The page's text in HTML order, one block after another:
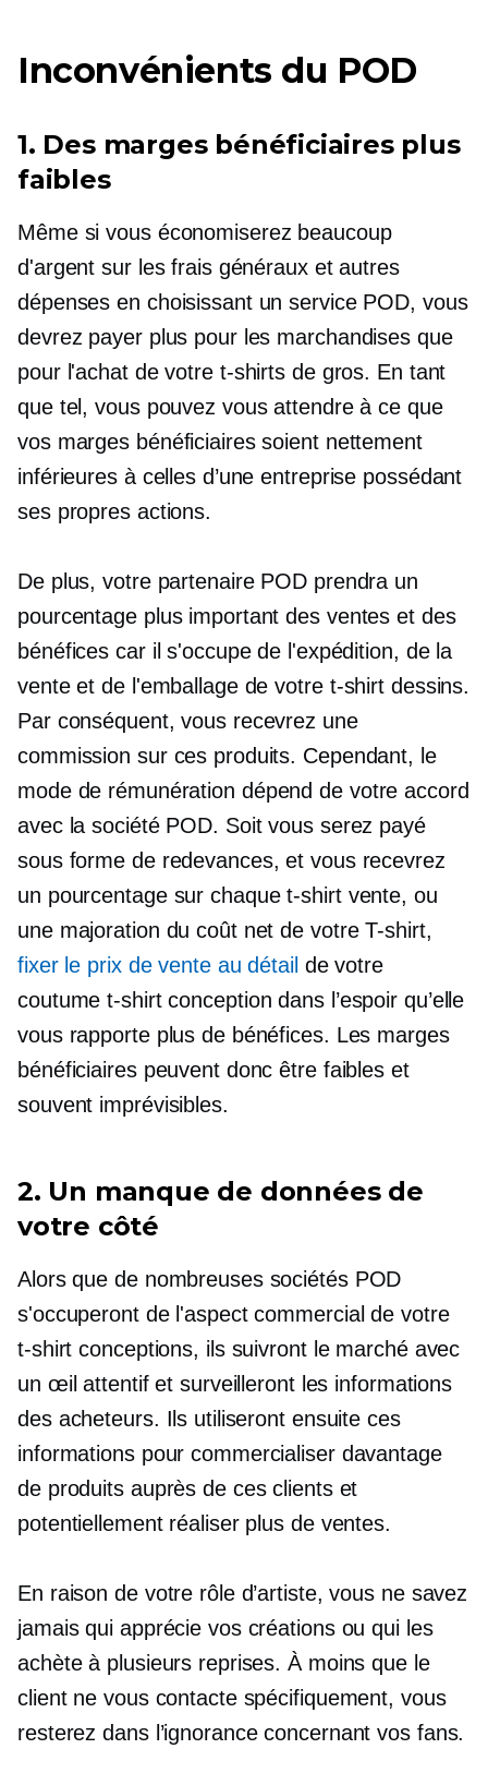
Inconvénients du POD
1. Des marges bénéficiaires plus
faibles
Même si vous économiserez beaucoup
d'argent sur les frais généraux et autres
dépenses en choisissant un service POD, vous
devrez payer plus pour les marchandises que
pour l'achat de votre t-shirts de gros. En tant
que tel, vous pouvez vous attendre à ce que
vos marges bénéficiaires soient nettement
inférieures à celles d’une entreprise possédant
ses propres actions.
De plus, votre partenaire POD prendra un
pourcentage plus important des ventes et des
bénéfices car il s'occupe de l'expédition, de la
vente et de l'emballage de votre t-shirt dessins.
Par conséquent, vous recevrez une
commission sur ces produits. Cependant, le
mode de rémunération dépend de votre accord
avec la société POD. Soit vous serez payé
sous forme de redevances, et vous recevrez
un pourcentage sur chaquet-shirtvente, ou
une majoration du coût net de votreT-shirt,
fixer le prix de vente au détail de votre
coutumet-shirtconception dans l’espoir qu’elle
vous rapporte plus de bénéfices. Les marges
bénéficiaires peuvent donc être faibles et
souvent imprévisibles.
2. Un manque de données de
votre côté
Alors que de nombreuses sociétés POD
s'occuperont de l'aspect commercial de votre
t-shirt conceptions, ils suivront le marché avec
un œil attentif et surveilleront les informations
des acheteurs. Ils utiliseront ensuite ces
informations pour commercialiser davantage
de produits auprès de ces clients et
potentiellement réaliser plus de ventes.
En raison de votre rôle d’artiste, vous ne savez
jamais qui apprécie vos créations ou qui les
achète à plusieurs reprises. À moins que le
client ne vous contacte spécifiquement, vous
resterez dans l’ignorance concernant vos fans.